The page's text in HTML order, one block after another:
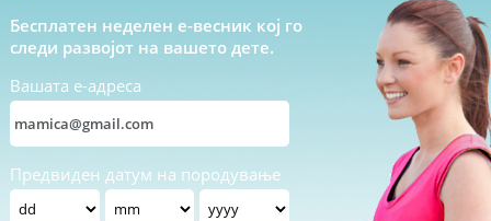
Бесплатен неделен е-весник кој го
следи развојот на вашето дете.
Вашата е-адреса
Предвиден датум на породување